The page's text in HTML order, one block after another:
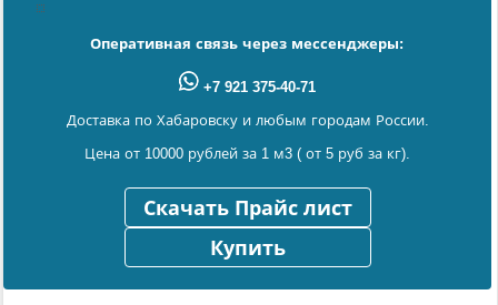
Оперативная связь через мессенджеры:
+7 921 375-40-71
Доставка по Хабаровску и любым городам России.
Цена от 10000 рублей за 1 м3 ( от 5 руб за кг).
Скачать Прайс лист
Купить